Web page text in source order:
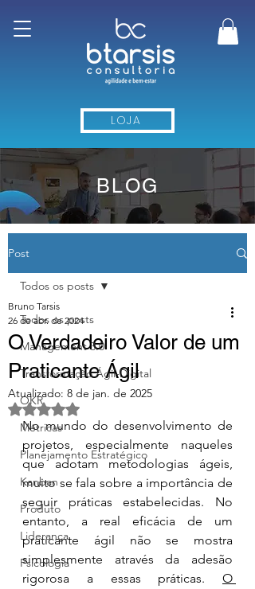
LOJA
BLOG
Post
Todos os posts
Management 3.0
Transformação Ágil-Digital
OKR
Métricas
Planejamento Estratégico
Kanban
Produto
Liderança
Psicologia
Todos os posts
O Verdadeiro Valor de um
Praticante Ágil
Bruno Tarsis
26 de abr. de 2024
Atualizado: 8 de jan. de 2025
Avaliado com NaN de 5 estrelas.
No mundo do desenvolvimento de
projetos, especialmente naqueles
que adotam metodologias ágeis,
muito se fala sobre a importância de
seguir práticas estabelecidas. No
entanto, a real eficácia de um
praticante ágil não se mostra
simplesmente através da adesão
rigorosa a essas práticas. O